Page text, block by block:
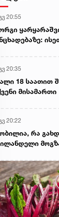
20:55
და
წაღებული და
20:35
18 საათით
მისამართი
20:22
რა